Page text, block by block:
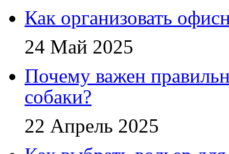
Как организовать
24 Май 2025
Почему важен
собаки?
22 Апрель 2025